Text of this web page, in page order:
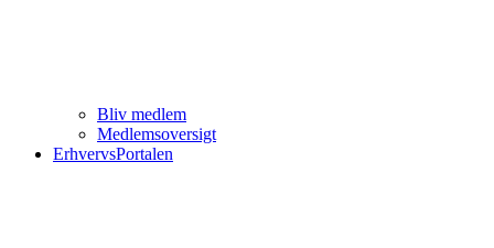
Bliv medlem
Medlemsoversigt
ErhvervsPortalen